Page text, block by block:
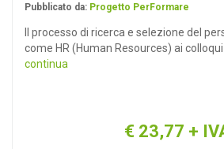
Pubblicato da: Progetto PerFormare
Il processo di ricerca e selezione del
come HR (Human Resources) ai
continua
€ 23,77 +